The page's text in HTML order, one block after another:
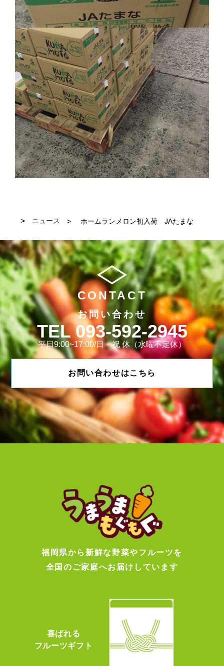
ニュース ホームランメロン初入荷 JAたまな
CONTACT
お問い合わせ
093-592-2945
平日9:00~17:00/日・祝 休（水曜不定休）
お問い合わせはこちら
福岡県から新鮮な野菜やフルーツを
全国のご家庭へお届けしています
喜ばれる
フルーツギフト